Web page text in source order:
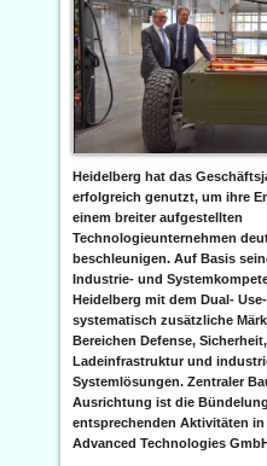
Heidelberg hat das
erfolgreich genutzt, um ihre
einem breiter aufgestellten
Technologieunternehmen
beschleunigen. Auf Basis
Industrie- und
Heidelberg mit dem Dual-
systematisch zusätzliche
Bereichen Defense,
Ladeinfrastruktur und
Systemlösungen. Zentraler
Ausrichtung ist die
entsprechenden Aktivitäten in
Advanced Technologies